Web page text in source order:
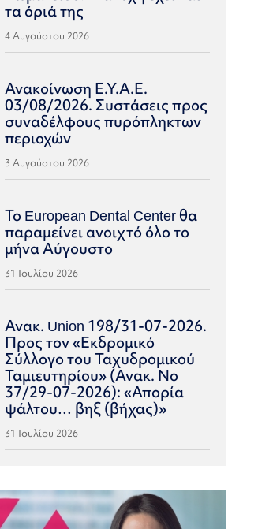
τα όριά της
4 Αυγούστου 2026
Ανακοίνωση Ε.Υ.Α.Ε.
03/08/2026. Συστάσεις προς
συναδέλφους πυρόπληκτων
περιοχών
3 Αυγούστου 2026
Το European Dental Center θα
παραμείνει ανοιχτό όλο το
μήνα Αύγουστο
31 Ιουλίου 2026
Ανακ. Union 198/31-07-2026.
Προς τον «Εκδρομικό
Σύλλογο του Ταχυδρομικού
Ταμιευτηρίου» (Ανακ. Νο
37/29-07-2026): «Απορία
ψάλτου… βηξ (βήχας)»
31 Ιουλίου 2026